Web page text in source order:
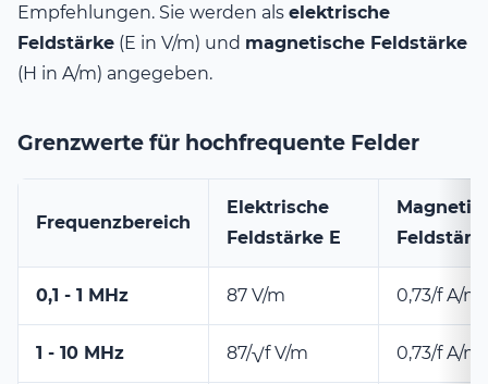
Empfehlungen. Sie werden als elektrische
Feldstärke (E in V/m) und magnetische Feldstärke
(H in A/m) angegeben.
Grenzwerte für hochfrequente Felder
Frequenzbereich
Elektrische
Feldstärke E
0,1 - 1 MHz 87 V/m 0,73/f A/m
1 - 10 MHz 87/√f V/m 0,73/f A/m